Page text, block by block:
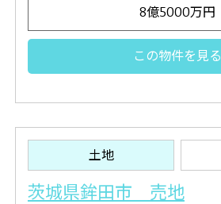
8億5000万円
この物件を見る
土地
茨城県鉾田市 売地